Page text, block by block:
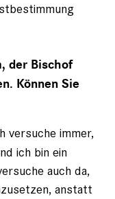
der Bischof
Können Sie
versuche immer,
ich bin ein
auch da,
anstatt